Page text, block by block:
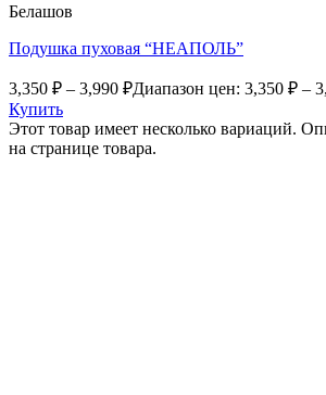
Белашов
Подушка пуховая “НЕАПОЛЬ”
3,350 ₽ – 3,990 ₽Диапазон цен: 3,350 ₽ –
Купить
Этот товар имеет несколько вариаций.
на странице товара.